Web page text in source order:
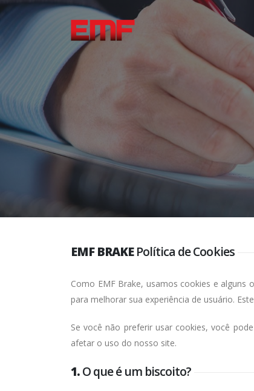
EMF BRAKEPolítica de Cookies
Como EMF Brake, usamos cookies e alguns
para melhorar sua experiência de usuário.
Se você não preferir usar cookies, você
afetar o uso do nosso site.
1.O que é um biscoito?